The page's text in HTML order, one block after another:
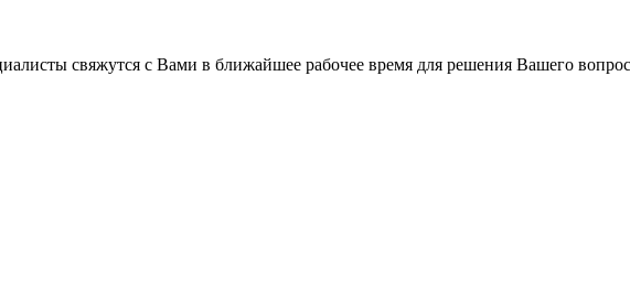
свяжутся с Вами в ближайшее рабочее время для решения Вашего